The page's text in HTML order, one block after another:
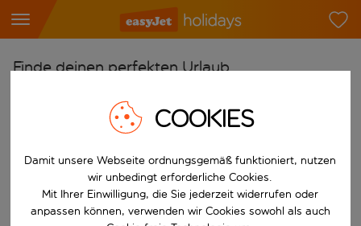
Finde deinen perfekten Urlaub
Flughafen wählen
Beginne mit der Eingabe für die automatische
Reiseziel wählen
Nach
Wann
COOKIES
Damit unsere Webseite ordnungsgemäß funktioniert, nutzen
wir unbedingt erforderliche Cookies.
Mit Ihrer Einwilligung, die Sie jederzeit widerrufen oder
anpassen können, verwenden wir Cookies sowohl als auch